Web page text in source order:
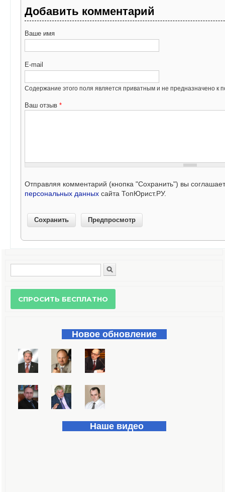
Добавить комментарий
Ваше имя
E-mail
Содержание этого поля является приватным и не предназначено к
Ваш отзыв *
Отправляя комментарий (кнопка "Сохранить") вы
персональных данных сайта ТопЮрист.РУ.
Форма поиска
Новое обновление
Наше видео